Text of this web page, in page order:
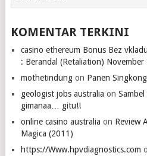
KOMENTAR TERKINI
casino ethereum Bonus Bez vkladu
: Berandal (Retaliation) November
mothetindungon Panen
geologist jobs australia on
gimanaa… gitu!!
online casino australia on Review
Magica (2011)
https://Www.hpvdiagnostics.com